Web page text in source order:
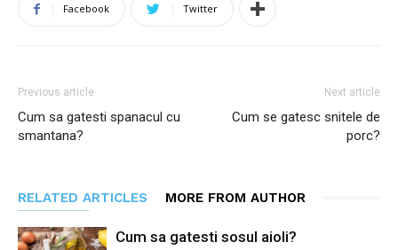
Facebook Twitter
Previous article
Cum sa gatesti spanacul cu
smantana?
Next article
Cum se gatesc snitele de
porc?
RELATED ARTICLES MORE FROM AUTHOR
Cum sa gatesti sosul aioli?